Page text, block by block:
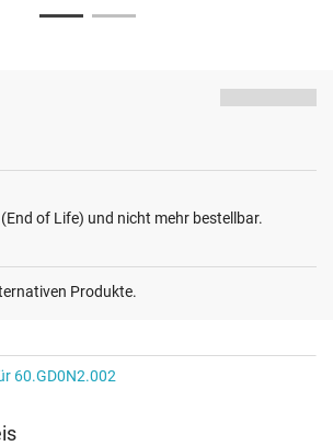
of Life) und nicht mehr bestellbar.
Produkte.
60.GD0N2.002